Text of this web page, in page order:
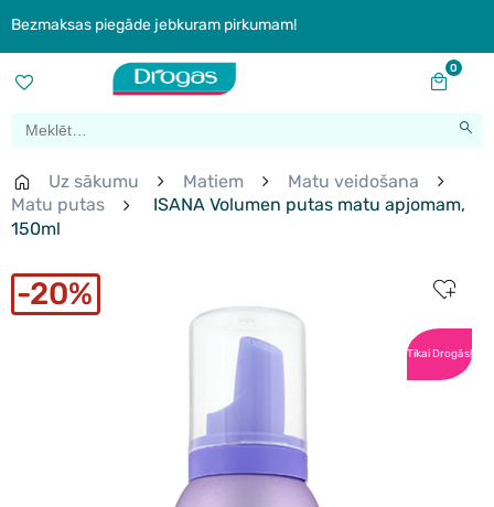
Bezmaksas piegāde jebkuram pirkumam!
0
Uz sākumu Matiem
Matu veidošana
Matu putas
ISANA Volumen putas matu apjomam,
150ml
20%
Tikai Drogās!